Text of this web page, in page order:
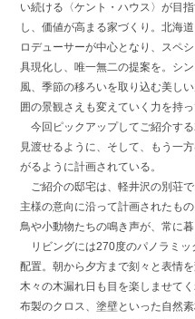
い続ける〈ケント・ハウス〉が目
し、価値が高まる家づくり。北海
ロデューサーが中心となり、スペ
具現化し、唯一無二の提案を。シ
風、季節の移ろいを取り込む美し
囲の景観さえも変えていく力を持っ
今回ピックアップしてご紹介す
見渡せるように、そして、もう一
がるように計画されている。
ご紹介の邸宅は、軽井沢の別荘
主様の意向に沿って計画されたも
鳥や小動物たちの鳴き声が、常に暮
リビングには270度のパノラミッ
配置。朝から夕方まで刻々と表情
木々の木漏れ日も目を楽しませて
布製のクロス、塗壁といった自然